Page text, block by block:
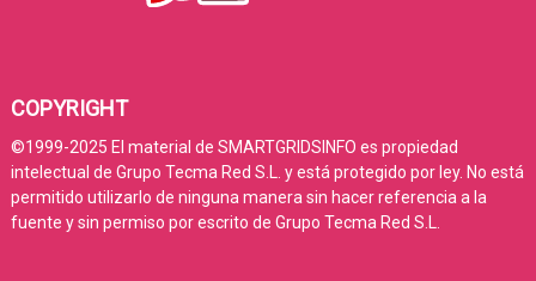
COPYRIGHT
©1999-2025 El material de SMARTGRIDSINFO es propiedad
intelectual de Grupo Tecma Red S.L. y está protegido por ley. No está
permitido utilizarlo de ninguna manera sin hacer referencia a la
fuente y sin permiso por escrito de Grupo Tecma Red S.L.